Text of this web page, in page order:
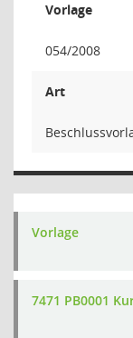
Vorlage
054/2008
Art
Vorlage
7471 PB0001